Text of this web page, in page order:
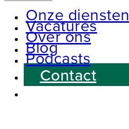
Onze diensten
Vacatures
Over ons
Blog
Podcasts
Contact